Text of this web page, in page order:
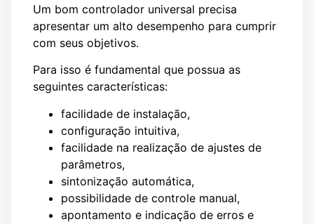
Um bom controlador universal precisa
apresentar um alto desempenho para cumprir
com seus objetivos.
Para isso é fundamental que possua as
seguintes características:
facilidade de instalação,
configuração intuitiva,
facilidade na realização de ajustes de
parâmetros,
sintonização automática,
possibilidade de controle manual,
apontamento e indicação de erros e